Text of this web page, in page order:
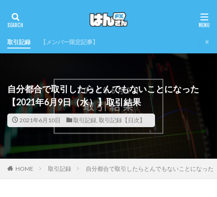
取引記録 【メンバー限定記事】
自分都合で取引したらとんでもないことになった
【2021年6月9日（水）】取引結果
2021年6月10日 取引記録, 取引記録【日次】
HOME 取引記録 自分都合で取引したらとんでもないことになっ